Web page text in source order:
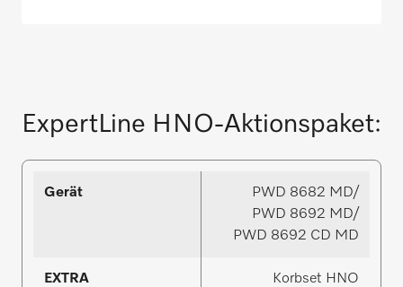
ExpertLine HNO-Aktionspaket:
PWD 8682 MD/
PWD 8692 MD/
PWD 8692 CD MD
Korbset HNO